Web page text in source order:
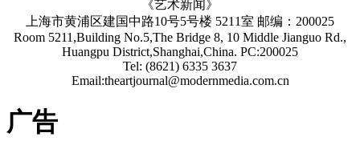
《艺术新闻》
上海市黄浦区建国中路10号5号楼 5211室 邮编：200025
Room 5211,Building No.5,The Bridge 8, 10 Middle Jianguo Rd.,
Huangpu District,Shanghai,China. PC:200025
Tel: (8621) 6335 3637
Email:theartjournal@modernmedia.com.cn
广告